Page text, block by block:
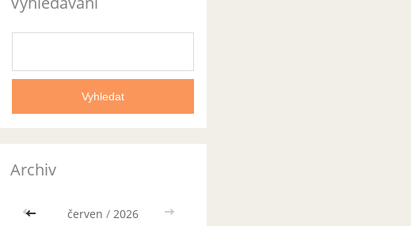
Archiv
<< červen / 2026 >>